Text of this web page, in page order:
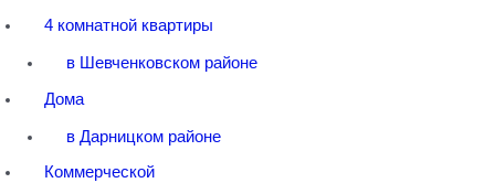
4 комнатной квартиры
в Шевченковском районе
Дома
в Дарницком районе
Коммерческой